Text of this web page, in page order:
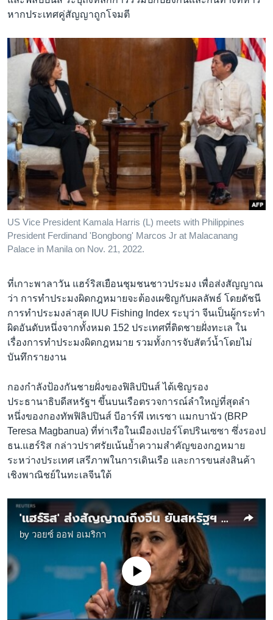
หากประเทศคู่สัญญาถูกโจมตี
US Vice President Kamala Harris (L) meets with Philippines
President Ferdinand 'Bongbong' Marcos Jr at Malacanang
Palace in Manila on Nov. 21, 2022.
ที่เกาะพาลาวัน แฮร์ริสเยือนชุมชนชาวประมง เพื่อส่งสัญญาณ
ว่า การทำประมงผิดกฎหมายจะต้องเผชิญกับผลลัพธ์ โดยดัชนี
การทำประมงล่าสุด IUU Fishing Index ระบุว่า จีนเป็นผู้กระทำ
ผิดอันดับหนึ่งจากทั้งหมด 152 ประเทศที่ติดชายฝั่งทะเล ใน
เรื่องการทำประมงผิดกฎหมาย รวมทั้งการจับสัตว์น้ำโดยไม่
บันทึกรายงาน
กองกำลังป้องกันชายฝั่งของฟิลิปปินส์ ได้เชิญรอง
ประธานาธิบดีสหรัฐฯ ขึ้นบนเรือตรวจการณ์ลำใหญ่ที่สุดลำ
หนึ่งของกองทัพฟิลิปปินส์ บีอาร์พี เทเรซา แมกบานัว (BRP
Teresa Magbanua) ที่ท่าเรือในเมืองเปอร์โตปรินเซซา ซึ่งรองป
ธน.แฮร์ริส กล่าวปราศรัยเน้นย้ำความสำคัญของกฎหมาย
ระหว่างประเทศ เสรีภาพในการเดินเรือ และการขนส่งสินค้า
เชิงพาณิชย์ในทะเลจีนใต้
'แฮร์ริส' ส่งสัญญาณถึงจีน ยันสหรัฐฯ รักษาสัญญาร่วมปกป้องฟิลิปปินส์
by วอยซ์ ออฟ อเมริกา
No media source currently available